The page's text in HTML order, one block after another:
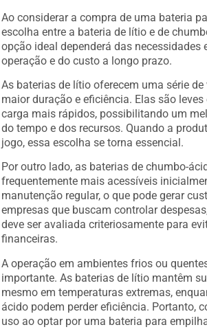
Ao considerar a compra de uma bateria
escolha entre a bateria de lítio e de
opção ideal dependerá das necessidades
operação e do custo a longo prazo.
As baterias de lítio oferecem uma série
maior duração e eficiência. Elas são
carga mais rápidos, possibilitando um
do tempo e dos recursos. Quando a
jogo, essa escolha se torna essencial.
Por outro lado, as baterias de chumbo-
frequentemente mais acessíveis
manutenção regular, o que pode gerar
empresas que buscam controlar
deve ser avaliada criteriosamente para
financeiras.
A operação em ambientes frios ou
importante. As baterias de lítio mantêm
mesmo em temperaturas extremas,
ácido podem perder eficiência. Portanto,
uso ao optar por uma bateria para